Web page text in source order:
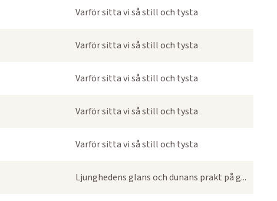
Varför sitta vi så still och tysta
Varför sitta vi så still och tysta
Varför sitta vi så still och tysta
Varför sitta vi så still och tysta
Varför sitta vi så still och tysta
Ljunghedens glans och dunans prakt på g...